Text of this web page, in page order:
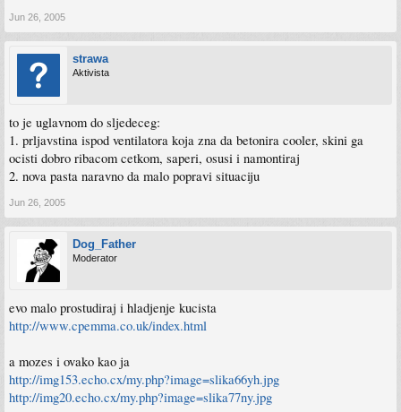
Jun 26, 2005
strawa
Aktivista
to je uglavnom do sljedeceg:
1. prljavstina ispod ventilatora koja zna da betonira cooler, skini ga
ocisti dobro ribacom cetkom, saperi, osusi i namontiraj
2. nova pasta naravno da malo popravi situaciju
Jun 26, 2005
Dog_Father
Moderator
evo malo prostudiraj i hladjenje kucista
http://www.cpemma.co.uk/index.html
a mozes i ovako kao ja
http://img153.echo.cx/my.php?image=slika66yh.jpg
http://img20.echo.cx/my.php?image=slika77ny.jpg